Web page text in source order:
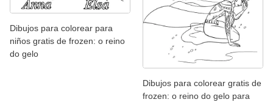
Dibujos para colorear para
niños gratis de frozen: o reino
do gelo
Dibujos para colorear gratis de
frozen: o reino do gelo para